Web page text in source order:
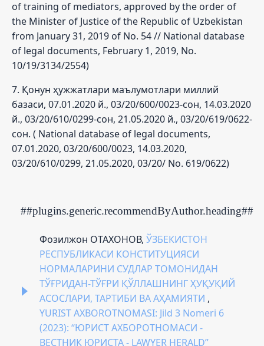
of training of mediators, approved by the order of
the Minister of Justice of the Republic of Uzbekistan
from January 31, 2019 of No. 54 // National database
of legal documents, February 1, 2019, No.
10/19/3134/2554)
7. Қонун ҳужжатлари маълумотлари миллий
базаси, 07.01.2020 й., 03/20/600/0023-сон, 14.03.2020
й., 03/20/610/0299-сон, 21.05.2020 й., 03/20/619/0622-
сон. ( National database of legal documents,
07.01.2020, 03/20/600/0023, 14.03.2020,
03/20/610/0299, 21.05.2020, 03/20/ No. 619/0622)
##plugins.generic.recommendByAuthor.heading##
Фозилжон ОТАХОНОВ, ЎЗБЕКИСТОН
РЕСПУБЛИКАСИ КОНСТИТУЦИЯСИ
НОРМАЛАРИНИ СУДЛАР ТОМОНИДАН
ТЎҒРИДАН-ТЎҒРИ ҚЎЛЛАШНИНГ ҲУҚУҚИЙ
АСОСЛАРИ, ТАРТИБИ ВА АҲАМИЯТИ ,
YURIST AXBOROTNOMASI: Jild 3 Nomeri 6
(2023): “ЮРИСТ АХБОРОТНОМАСИ -
ВЕСТНИК ЮРИСТА - LAWYER HERALD”